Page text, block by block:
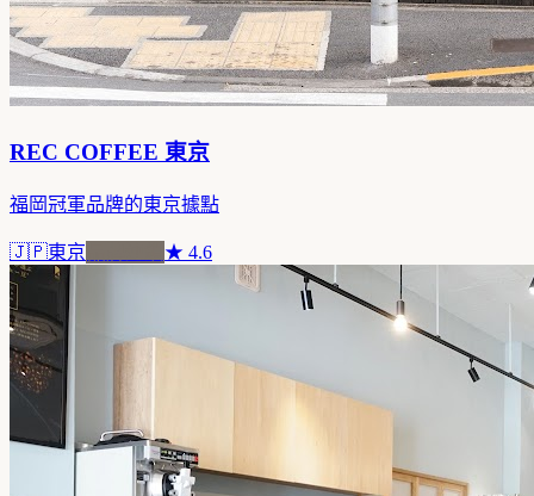
REC COFFEE 東京
福岡冠軍品牌的東京據點
🇯🇵東京 ★ 4.6